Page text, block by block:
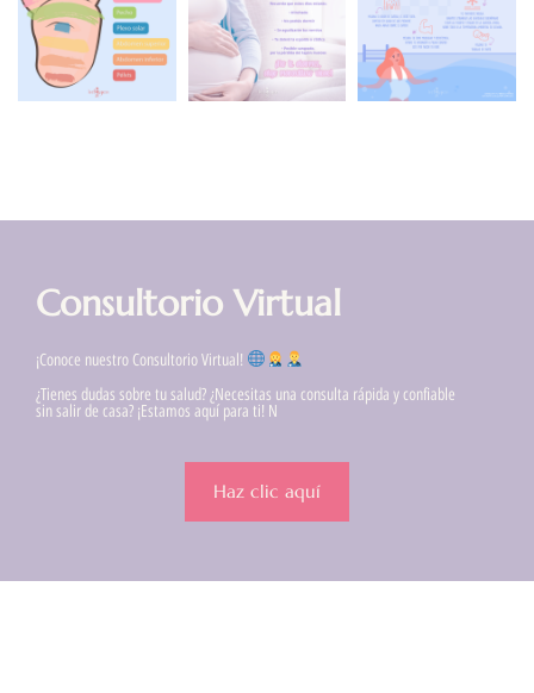
Consultorio Virtual
¡Conoce nuestro Consultorio Virtual!
¿Tienes dudas sobre tu salud? ¿Necesitas una consulta rápida y confiable
sin salir de casa? ¡Estamos aquí para ti! N
Haz clic aquí